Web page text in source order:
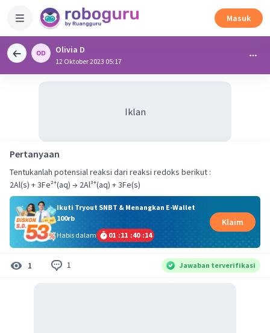
Masuk
Olivia D
12 Oktober 2023 05:17
Iklan
Pertanyaan
Tentukanlah potensial reaksi dari reaksi redoks berikut :
2Al(s) + 3Fe²⁺(aq) → 2Al³⁺(aq) + 3Fe(s)
Ikuti Tryout SNBT & Menangkan E-Wallet
100rb
Habis dalam
01 :11 :40 :14
Klaim
1 1 Jawaban terverifikasi